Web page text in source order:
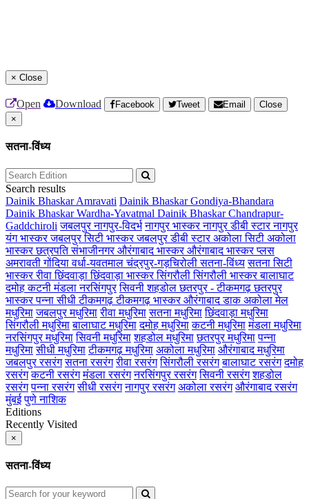
× Close
Open Download Facebook Tweet Email
Close
×
सतना-विंध्य
Search results
Dainik Bhaskar Amravati Dainik Bhaskar Gondiya-Bhandara
Dainik Bhaskar Wardha-Yavatmal Dainik Bhaskar Chandrapur-
Gaddchiroli जबलपुरनागपुर-विदर्भ नागपुर भास्करनागपुर डीबी स्टारनागपुर
यंग भास्करजबलपुर सिटी भास्करजबलपुर डीबी स्टारअकोला सिटी अकोला
भास्करछत्रपति संभाजीनगरऔरंगाबाद भास्करऔरंगाबाद भास्कर प्लस
अमरावतीगोंदियावर्धा-यवतमालचंद्रपुर-गड़चिरोलीसतना-विंध्य सतना सिटी
भास्कररीवाछिंदवाड़ाछिंदवाड़ा भास्करसिंगरौलीसिंगरौली भास्करबालाघाट
दमोहकटनीमंडलानरसिंगपुर सिवनीशहडोलछतरपुर - टीकमगढ़छतरपुर
भास्करपन्नासीधीटीकमगढ़टीकमगढ़ भास्करऔरंगाबाद डाकअकोला मेल
मधुरिमा जबलपुर मधुरिमा रीवा मधुरिमा सतना मधुरिमा छिंदवाड़ा मधुरिमा
सिंगरौली मधुरिमा बालाघाट मधुरिमा दमोह मधुरिमा कटनी मधुरिमा मंडला मधुरिमा
नरसिंगपुर मधुरिमा सिवनी मधुरिमा शहडोल मधुरिमा छतरपुर मधुरिमा पन्ना
मधुरिमा सीधी मधुरिमा टीकमगढ़ मधुरिमा अकोला मधुरिमा औरंगाबाद मधुरिमा
जबलपुर रसरंग सतना रसरंग रीवा रसरंग सिंगरौली रसरंग बालाघाट रसरंग दमोह
रसरंग कटनी रसरंग मंडला रसरंग नरसिंगपुर रसरंग सिवनी रसरंग शहडोल
रसरंग पन्ना रसरंग सीधी रसरंग नागपुर रसरंग अकोला रसरंग औरंगाबाद रसरंग
मुंबई पुणेनाशिक
Editions
Recently Visited
×
सतना-विंध्य